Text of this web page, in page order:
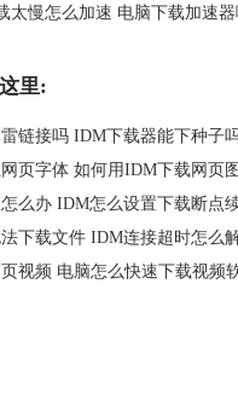
太慢怎么加速 电脑下载加速
里:
链接吗 IDM下载器能下种子
页字体 如何用IDM下载网页
么办 IDM怎么设置下载断点
下载文件 IDM连接超时怎么
视频 电脑怎么快速下载视频